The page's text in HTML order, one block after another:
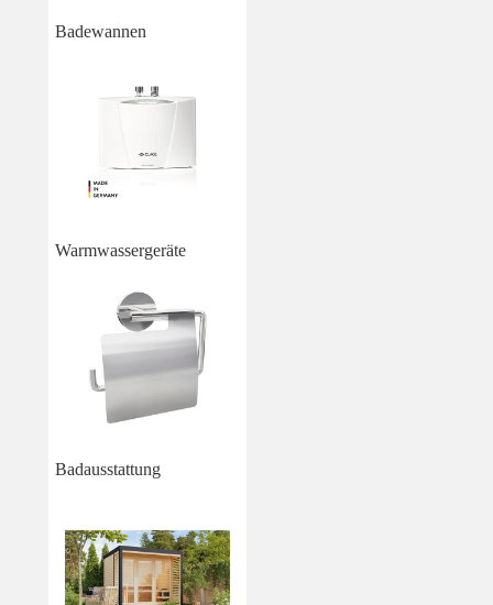
Badewannen
Warmwassergeräte
Badausstattung